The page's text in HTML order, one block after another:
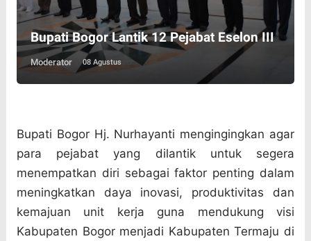
Bupati Bogor Lantik 12 Pejabat Eselon III
Moderator 08 Agustus
Bupati Bogor Hj. Nurhayanti mengingingkan agar
para pejabat yang dilantik untuk segera
menempatkan diri sebagai faktor penting dalam
meningkatkan daya inovasi, produktivitas dan
kemajuan unit kerja guna mendukung visi
Kabupaten Bogor menjadi Kabupaten Termaju di